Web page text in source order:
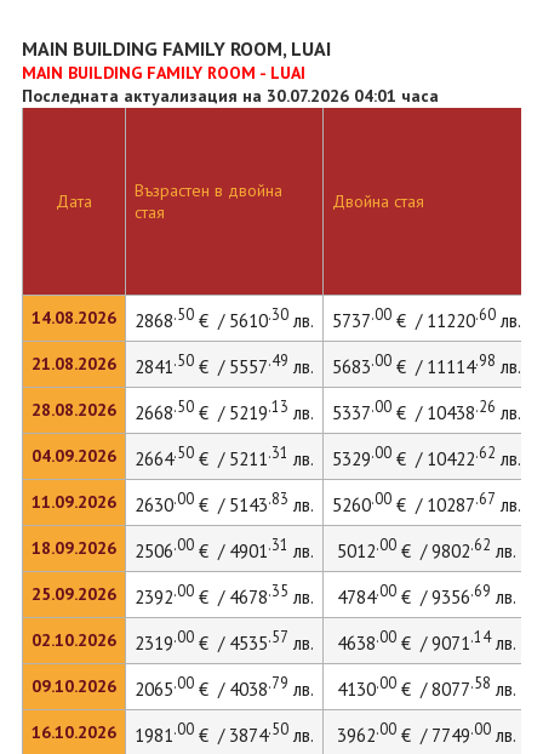
MAIN BUILDING FAMILY ROOM, LUAI
MAIN BUILDING FAMILY ROOM - LUAI
Последната актуализация на 30.07.2026 04:01 часа
Дата
14.08.2026
21.08.2026
28.08.2026
04.09.2026
11.09.2026
18.09.2026
25.09.2026
02.10.2026
09.10.2026
16.10.2026
Възрастен в двойна
стая
Двойна стая
2868.50€ / 5610.30лв. 5737.00€ / 11220.60лв.
2841.50€ / 5557.49 лв. 5683.00€ / 11114.98 лв.
2668.50€ / 5219.13 лв. 5337.00€ / 10438.26 лв.
2664.50€ / 5211.31 лв. 5329.00€ / 10422.62 лв.
2630.00€ / 5143.83 лв. 5260.00€ / 10287.67 лв.
2506.00€ / 4901.31 лв. 5012.00€ / 9802.62 лв.
2392.00€ / 4678.35 лв. 4784.00€ / 9356.69 лв.
2319.00€ / 4535.57 лв. 4638.00€ / 9071.14лв.
2065.00€ / 4038.79 лв. 4130.00€ / 8077.58 лв.
1981.00€ / 3874.50лв. 3962.00€ / 7749.00лв.